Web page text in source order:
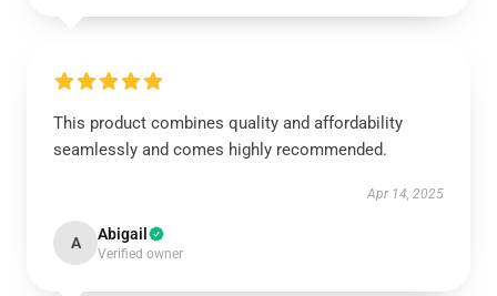
This product combines quality and affordability
seamlessly and comes highly recommended.
Apr 14, 2025
A Abigail
Verified owner